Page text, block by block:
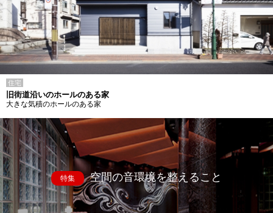
住宅
旧街道沿いのホールのある家
大きな気積のホールのある家
特集 空間の音環境を整えること